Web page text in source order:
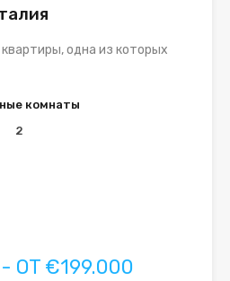
одна из которых
комнаты
2
OT €199.000